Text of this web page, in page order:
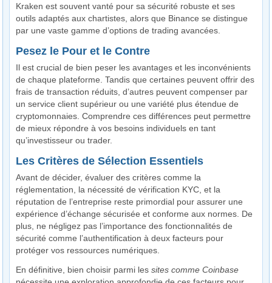
Kraken est souvent vanté pour sa sécurité robuste et ses
outils adaptés aux chartistes, alors que Binance se distingue
par une vaste gamme d’options de trading avancées.
Pesez le Pour et le Contre
Il est crucial de bien peser les avantages et les inconvénients
de chaque plateforme. Tandis que certaines peuvent offrir des
frais de transaction réduits, d’autres peuvent compenser par
un service client supérieur ou une variété plus étendue de
cryptomonnaies. Comprendre ces différences peut permettre
de mieux répondre à vos besoins individuels en tant
qu’investisseur ou trader.
Les Critères de Sélection Essentiels
Avant de décider, évaluer des critères comme la
réglementation, la nécessité de vérification KYC, et la
réputation de l’entreprise reste primordial pour assurer une
expérience d’échange sécurisée et conforme aux normes. De
plus, ne négligez pas l’importance des fonctionnalités de
sécurité comme l’authentification à deux facteurs pour
protéger vos ressources numériques.
En définitive, bien choisir parmi lessites comme Coinbase